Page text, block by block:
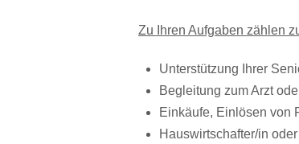
Zu Ihren Aufgaben zählen
Unterstützung Ihrer
Begleitung zum Arzt
Einkäufe, Einlösen von
Hauswirtschafter/in